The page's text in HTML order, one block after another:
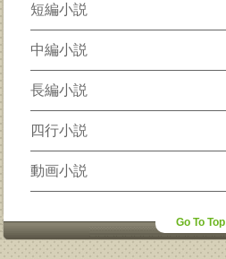
短編小説
中編小説
長編小説
四行小説
動画小説
Go To Top